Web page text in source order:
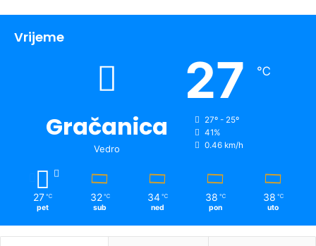
Vrijeme
Gračanica
Vedro
27 ℃
27º - 25º
41%
0.46 km/h
27 ℃
pet
32 ℃
sub
34 ℃
ned
38 ℃
pon
38 ℃
uto